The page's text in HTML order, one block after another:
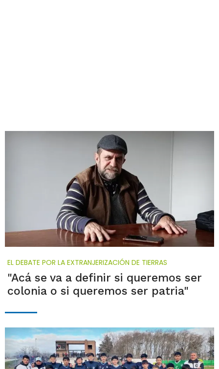
EL DEBATE POR LA EXTRANJERIZACIÓN DE TIERRAS
"Acá se va a definir si queremos ser
colonia o si queremos ser patria"